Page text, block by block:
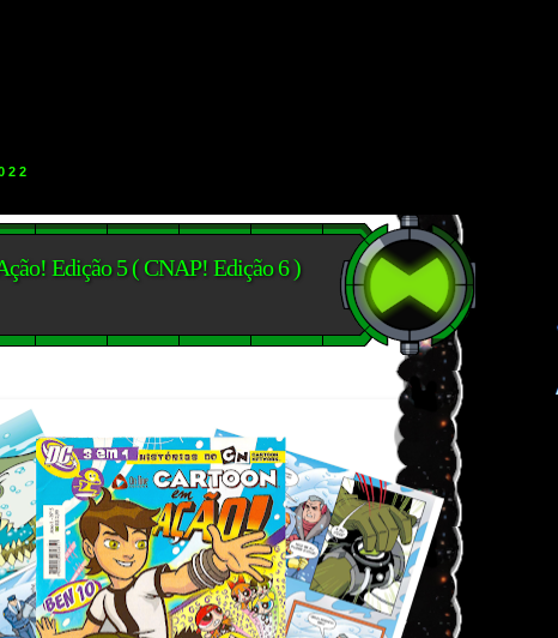
Edição 5 ( CNAP! Edição 6 )